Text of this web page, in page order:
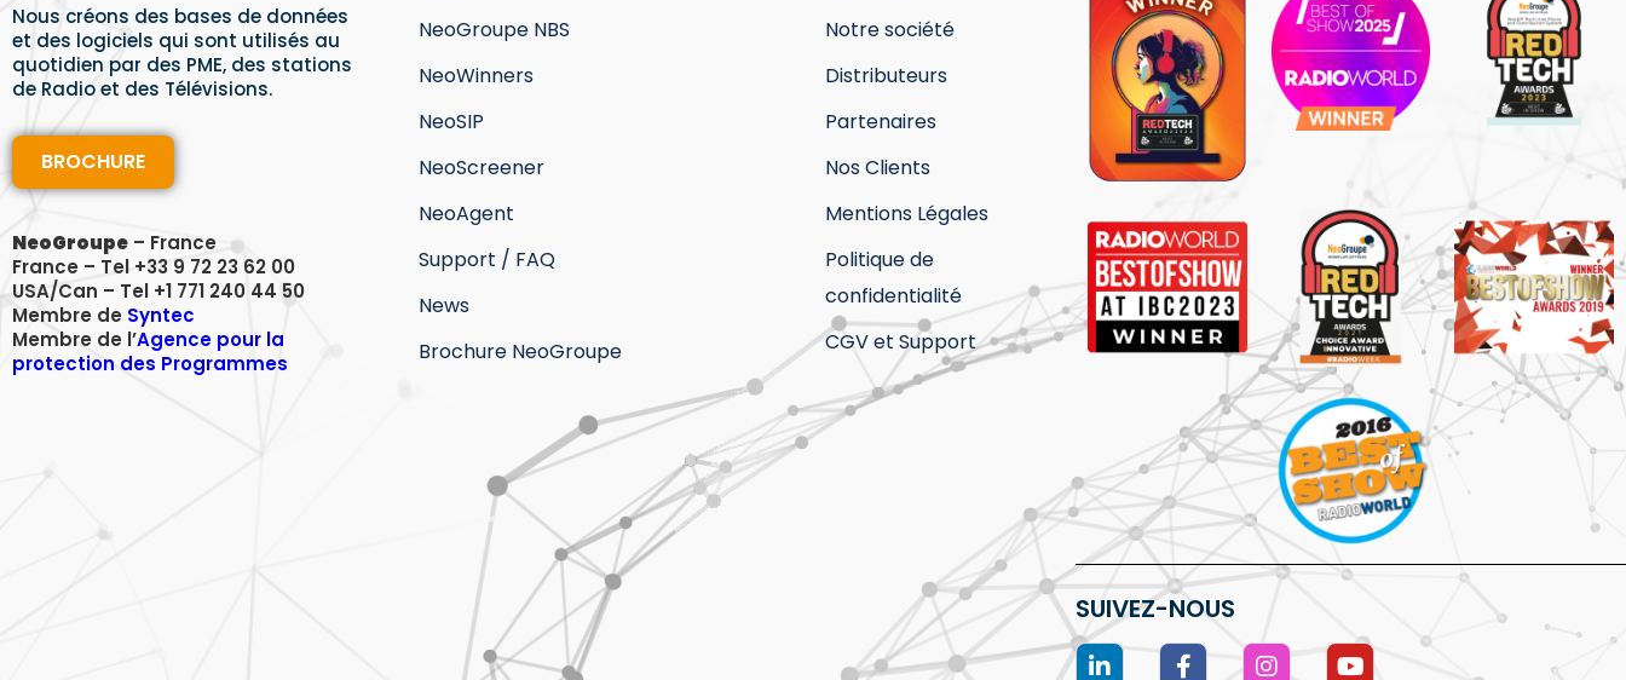
Nous créons des bases de données
et des logiciels qui sont utilisés au
quotidien par des PME, des stations
de Radio et des Télévisions.
BROCHURE
NeoGroupe – France
France – Tel +33 9 72 23 62 00
USA/Can – Tel +1 771 240 44 50
Membre de Syntec
Membre de l’Agence pour la
protection des Programmes
NeoGroupe NBS
NeoWinners
NeoSIP
NeoScreener
NeoAgent
Support / FAQ
News
Brochure NeoGroupe
Notre société
Distributeurs
Partenaires
Nos Clients
Mentions Légales
Politique de
confidentialité
CGV et Support
SUIVEZ-NOUS